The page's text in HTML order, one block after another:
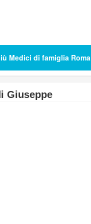
Medici di famiglia Roma
Giuseppe